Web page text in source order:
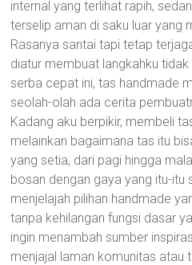
internal yang terlihat rapih,
terselip aman di saku luar yang
Rasanya santai tapi tetap
diatur membuat langkahku
serba cepat ini, tas handmade
seolah-olah ada cerita
Kadang aku berpikir, membeli
melainkan bagaimana tas itu
yang setia, dari pagi hingga
bosan dengan gaya yang itu-itu
menjelajah pilihan handmade
tanpa kehilangan fungsi dasar
ingin menambah sumber
menjajal laman komunitas atau